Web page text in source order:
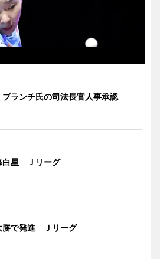
ブランチ氏の司法長官人事承認
白星 Ｊリーグ
勝で発進 Ｊリーグ